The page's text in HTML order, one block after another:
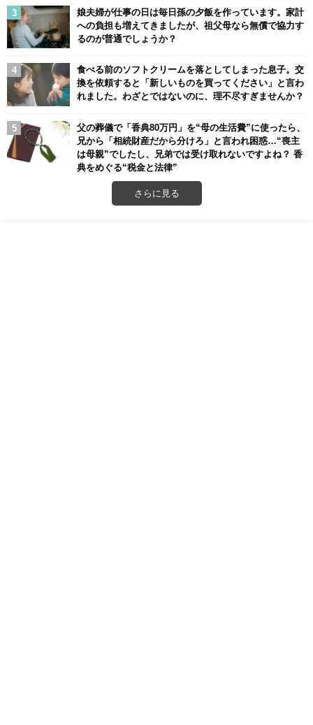
娘夫婦が仕事の日は毎日孫の夕飯を作っています。家計
への負担も増えてきましたが、祖父母なら無償で協力す
るのが普通でしょうか？
食べる前のソフトクリームを落としてしまった息子。交
換を依頼すると「新しいものを買ってください」と言わ
れました。わざとではないのに、理不尽すぎませんか？
父の葬儀で「香典80万円」を“母の生活費”に使ったら、
兄から「相続財産だから分けろ」と言われ困惑…“喪主
は母親”でしたし、兄弟では受け取れないですよね？ 香
典をめぐる“税金と法律”
さらに見る